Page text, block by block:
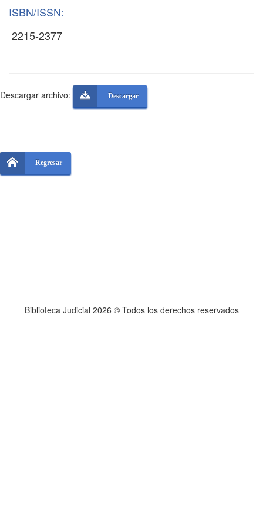
ISBN/ISSN:
Descargar archivo: Descargar
Regresar
Biblioteca Judicial 2026 © Todos los derechos reservados